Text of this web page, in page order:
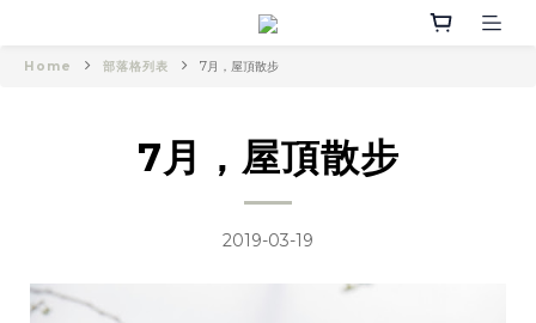
Home 部落格列表 7月，屋頂散步
7月，屋頂散步
2019-03-19